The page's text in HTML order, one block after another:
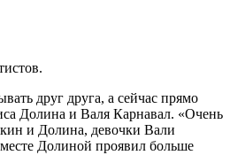
друг друга, а сейчас прямо
Долина и Валя Карнавал. «Очень
и Долина, девочки Вали
Долиной проявил больше